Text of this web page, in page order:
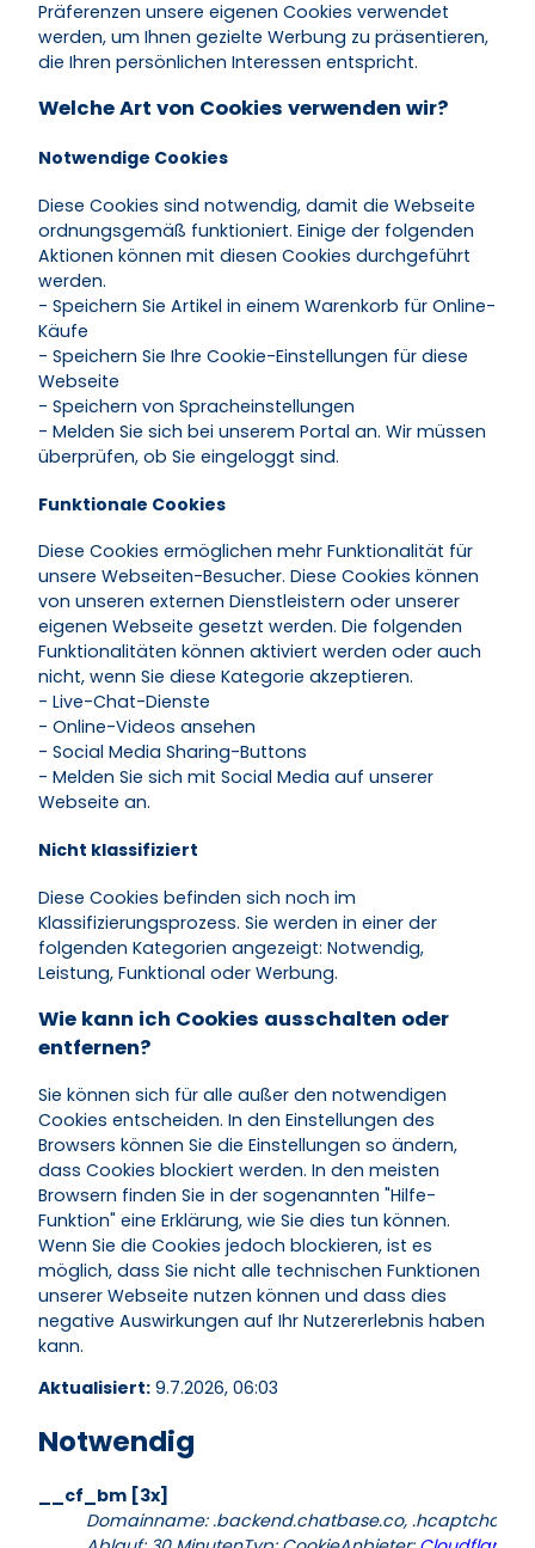
Präferenzen unsere eigenen Cookies verwendet
werden, um Ihnen gezielte Werbung zu präsentieren,
die Ihren persönlichen Interessen entspricht.
Welche Art von Cookies verwenden wir?
Notwendige Cookies
Diese Cookies sind notwendig, damit die Webseite
ordnungsgemäß funktioniert. Einige der folgenden
Aktionen können mit diesen Cookies durchgeführt
werden.
- Speichern Sie Artikel in einem Warenkorb für Online-
Käufe
- Speichern Sie Ihre Cookie-Einstellungen für diese
Webseite
- Speichern von Spracheinstellungen
- Melden Sie sich bei unserem Portal an. Wir müssen
überprüfen, ob Sie eingeloggt sind.
Funktionale Cookies
Diese Cookies ermöglichen mehr Funktionalität für
unsere Webseiten-Besucher. Diese Cookies können
von unseren externen Dienstleistern oder unserer
eigenen Webseite gesetzt werden. Die folgenden
Funktionalitäten können aktiviert werden oder auch
nicht, wenn Sie diese Kategorie akzeptieren.
- Live-Chat-Dienste
- Online-Videos ansehen
- Social Media Sharing-Buttons
- Melden Sie sich mit Social Media auf unserer
Webseite an.
Nicht klassifiziert
Diese Cookies befinden sich noch im
Klassifizierungsprozess. Sie werden in einer der
folgenden Kategorien angezeigt: Notwendig,
Leistung, Funktional oder Werbung.
Wie kann ich Cookies ausschalten oder
entfernen?
Sie können sich für alle außer den notwendigen
Cookies entscheiden. In den Einstellungen des
Browsers können Sie die Einstellungen so ändern,
dass Cookies blockiert werden. In den meisten
Browsern finden Sie in der sogenannten "Hilfe-
Funktion" eine Erklärung, wie Sie dies tun können.
Wenn Sie die Cookies jedoch blockieren, ist es
möglich, dass Sie nicht alle technischen Funktionen
unserer Webseite nutzen können und dass dies
negative Auswirkungen auf Ihr Nutzererlebnis haben
kann.
Aktualisiert: 9.7.2026, 06:03
Notwendig
__cf_bm [3x]
Domainname:.backend.chatbase.co,